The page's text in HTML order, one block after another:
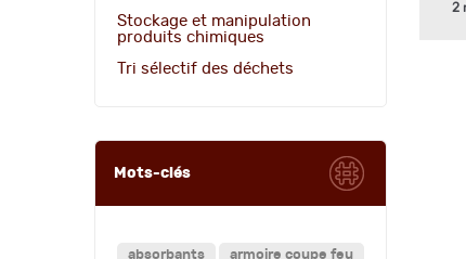
Stockage et manipulation
produits chimiques
Tri sélectif des déchets
Mots-clés
absorbants armoire coupe feu
2